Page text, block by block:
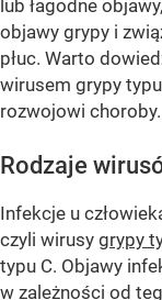
lub łagodne
objawy grypy i
płuc. Warto
wirusem grypy
rozwojowi choroby.
Rodzaje
Infekcje u
czyli wirusy grypy
typu C. Objawy
w zależności od